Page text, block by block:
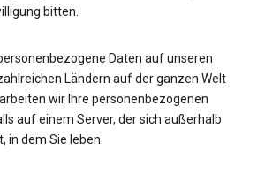
bitten.
Daten auf unseren
Ländern auf der ganzen Welt
wir Ihre personenbezogenen
auf einem Server, der sich außerhalb
in dem Sie leben.